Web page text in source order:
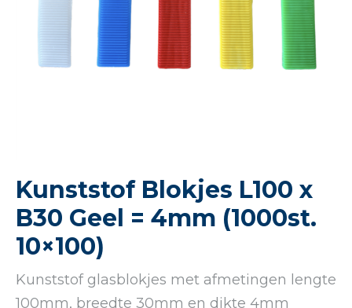
Kunststof Blokjes L100 x
B30 Geel = 4mm (1000st.
10×100)
Kunststof glasblokjes met afmetingen lengte
100mm, breedte 30mm en dikte 4mm